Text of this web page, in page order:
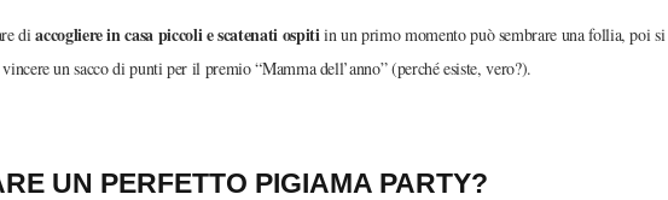
diaccogliere in casa piccoli e scatenati ospitiin un primo momento può sembrare una follia, poi si
un sacco di punti per il premio “Mamma dell’anno” (perché esiste, vero?).
UN PERFETTO PIGIAMA PARTY?